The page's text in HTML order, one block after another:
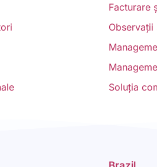
Facturare
Observații
Soluția